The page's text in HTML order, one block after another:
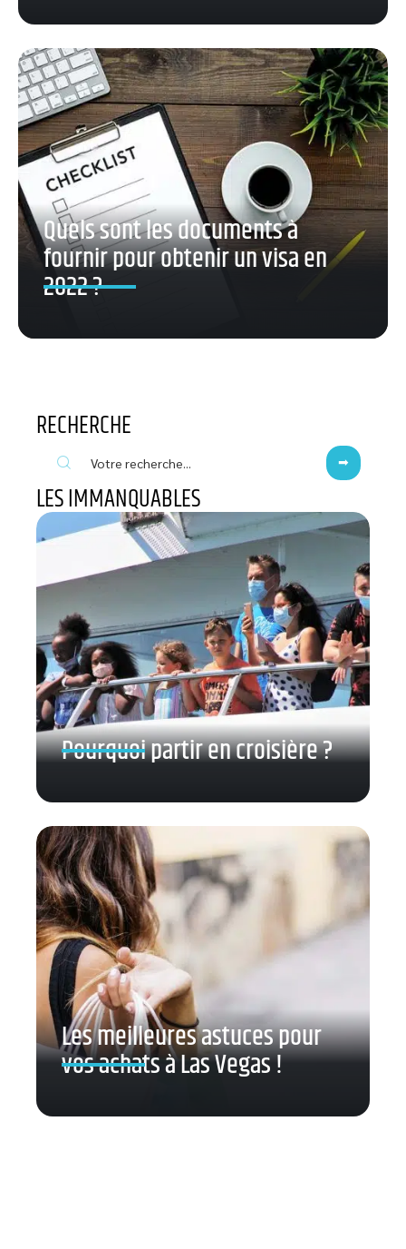
Quels sont les documents à
fournir pour obtenir un visa en
2022 ?
RECHERCHE
LES IMMANQUABLES
Pourquoi partir en croisière ?
Les meilleures astuces pour
vos achats à Las Vegas !